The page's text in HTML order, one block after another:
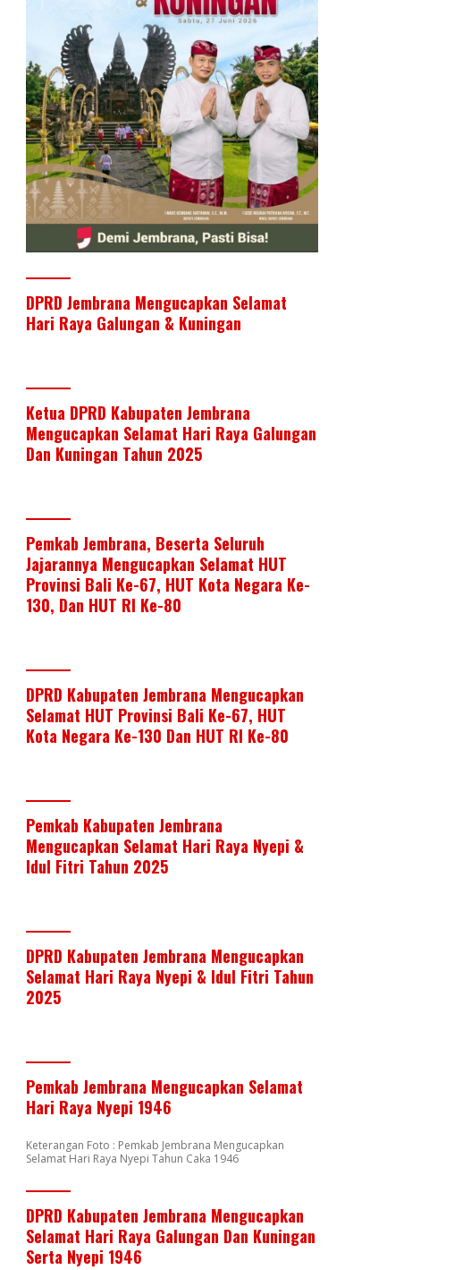
DPRD Jembrana Mengucapkan Selamat
Hari Raya Galungan & Kuningan
Ketua DPRD Kabupaten Jembrana
Mengucapkan Selamat Hari Raya Galungan
Dan Kuningan Tahun 2025
Pemkab Jembrana, Beserta Seluruh
Jajarannya Mengucapkan Selamat HUT
Provinsi Bali Ke-67, HUT Kota Negara Ke-
130, Dan HUT RI Ke-80
DPRD Kabupaten Jembrana Mengucapkan
Selamat HUT Provinsi Bali Ke-67, HUT
Kota Negara Ke-130 Dan HUT RI Ke-80
Pemkab Kabupaten Jembrana
Mengucapkan Selamat Hari Raya Nyepi &
Idul Fitri Tahun 2025
DPRD Kabupaten Jembrana Mengucapkan
Selamat Hari Raya Nyepi & Idul Fitri Tahun
2025
Pemkab Jembrana Mengucapkan Selamat
Hari Raya Nyepi 1946
Keterangan Foto : Pemkab Jembrana Mengucapkan
Selamat Hari Raya Nyepi Tahun Caka 1946
DPRD Kabupaten Jembrana Mengucapkan
Selamat Hari Raya Galungan Dan Kuningan
Serta Nyepi 1946